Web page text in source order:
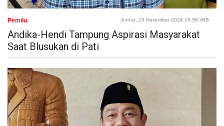
Pemilu Jum'at, 15 November 2024 16:56 WIB
Andika-Hendi Tampung Aspirasi Masyarakat
Saat Blusukan di Pati